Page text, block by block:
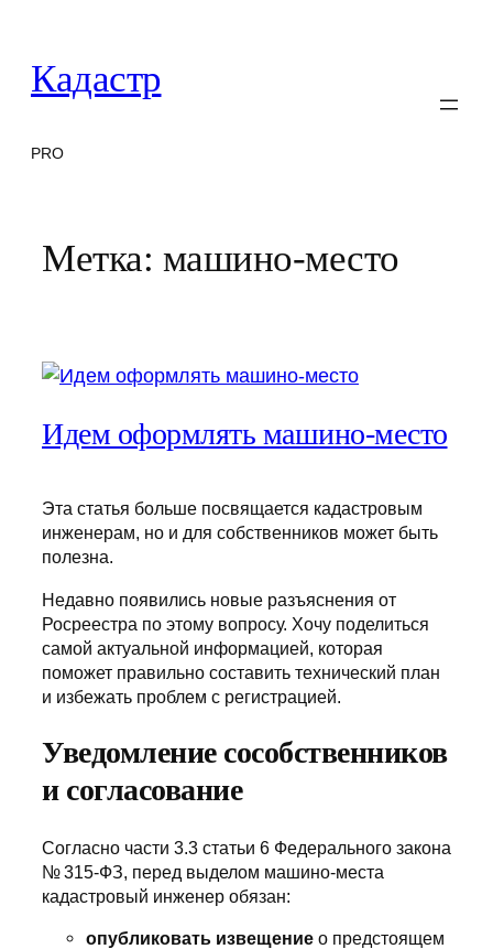
содержимому
Кадастр
PRO
Метка: машино-место
Идем оформлять машино-место
Эта статья больше посвящается кадастровым
инженерам, но и для собственников может быть
полезна.
Недавно появились новые разъяснения от
Росреестра по этому вопросу. Хочу поделиться
самой актуальной информацией, которая
поможет правильно составить технический план
и избежать проблем с регистрацией.
Уведомление сособственников
и согласование
Согласно части 3.3 статьи 6 Федерального закона
№ 315-ФЗ, перед выделом машино-места
кадастровый инженер обязан:
опубликовать извещение о предстоящем